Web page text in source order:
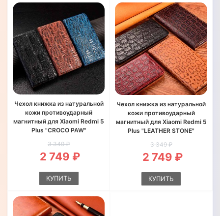
Чехол книжка из натуральной
кожи противоударный
магнитный для Xiaomi Redmi 5
Plus "CROCO PAW"
3 349 ₽
2 749 ₽
КУПИТЬ
Чехол книжка из натуральной
кожи противоударный
магнитный для Xiaomi Redmi 5
Plus "LEATHER STONE"
3 349 ₽
2 749 ₽
КУПИТЬ